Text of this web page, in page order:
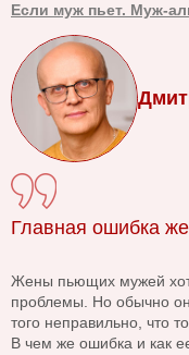
Если муж пьет. Муж-
Главная ошибка
Жены пьющих мужей
проблемы. Но обычно
того неправильно, что
В чем же ошибка и как